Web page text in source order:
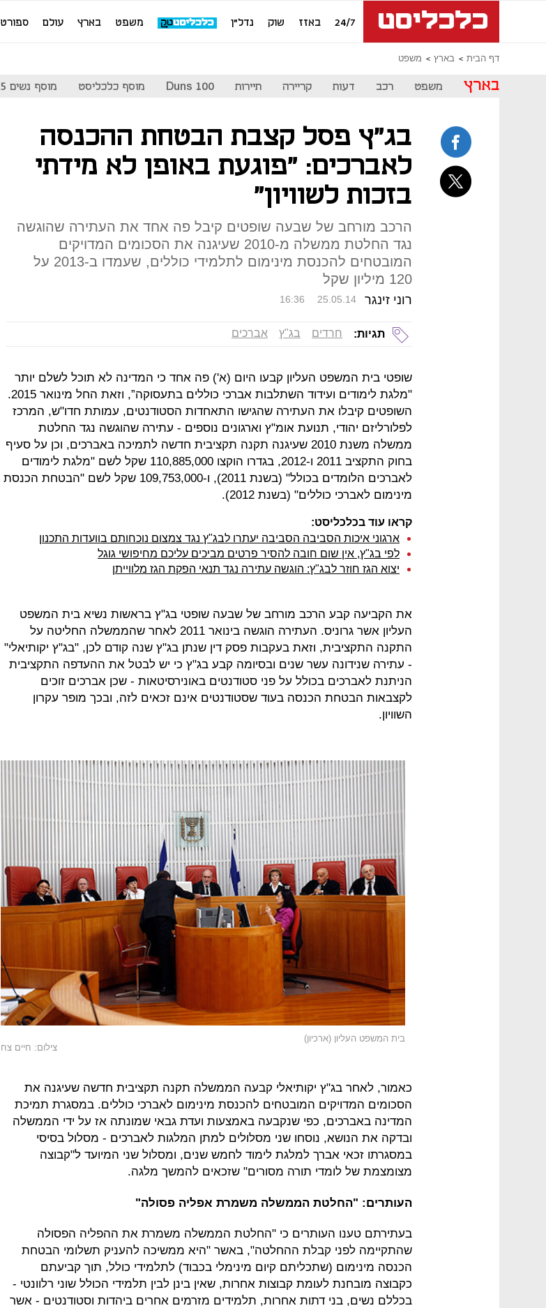
24/7 באזז שוק נדל"ן משפט בארץ עולם ספורט
דף הבית בארץ משפט
בארץ משפט רכב דעות קריירה תיירות Duns 100 מוסף כלכליסט מוסף נשים 2025
בג"ץ פסל קצבת הבטחת ההכנסה
לאברכים: "פוגעת באופן לא מידתי
בזכות לשוויון"
הרכב מורחב של שבעה שופטים קיבל פה אחד את העתירה שהוגשה
נגד החלטת ממשלה מ-2010 שעיגנה את הסכומים המדויקים
המובטחים להכנסת מינימום לתלמידי כוללים, שעמדו ב-2013 על
120 מיליון שקל
רוני זינגר 16:36 25.05.14
תגיות: חרדים בג"ץ אברכים
שופטי בית המשפט העליון קבעו היום (א') פה אחד כי המדינה לא תוכל לשלם יותר
"מלגת לימודים ועידוד השתלבות אברכי כוללים בתעסוקה”, וזאת החל מינואר 2015.
השופטים קיבלו את העתירה שהגישו התאחדות הסטודנטים, עמותת חדו"ש, המרכז
לפלורליזם יהודי, תנועת אומ"ץ וארגונים נוספים - עתירה שהוגשה נגד החלטת
ממשלה משנת 2010 שעיגנה תקנה תקציבית חדשה לתמיכה באברכים, וכן על סעיף
בחוק התקציב 2011 ו-2012, בגדרו הוקצו 110,885,000 שקל לשם "מלגת לימודים
לאברכים הלומדים בכולל" (בשנת 2011), ו-109,753,000 שקל לשם "הבטחת הכנסת
מינימום לאברכי כוללים" (בשנת 2012).
קראו עוד בכלכליסט:
ארגוני איכות הסביבה הסביבה יעתרו לבג"ץ נגד צמצום נוכחותם בוועדות התכנון
לפי בג"ץ, אין שום חובה להסיר פרטים מביכים עליכם מחיפושי גוגל
יצוא הגז חוזר לבג"ץ: הוגשה עתירה נגד תנאי הפקת הגז מלווייתן
את הקביעה קבע הרכב מורחב של שבעה שופטי בג"ץ בראשות נשיא בית המשפט
העליון אשר גרוניס. העתירה הוגשה בינואר 2011 לאחר שהממשלה החליטה על
התקנה התקציבית, וזאת בעקבות פסק דין שנתן בג"ץ שנה קודם לכן, "בג"ץ יקותיאלי"
- עתירה שנידונה עשר שנים ובסיומה קבע בג"ץ כי יש לבטל את ההעדפה התקציבית
הניתנת לאברכים בכולל על פני סטודנטים באונירסיטאות - שכן אברכים זוכים
לקצבאות הבטחת הכנסה בעוד שסטודנטים אינם זכאים לזה, ובכך מופר עקרון
השוויון.
בית המשפט העליון (ארכיון)
צילום: חיים צח
כאמור, לאחר בג"ץ יקותיאלי קבעה הממשלה תקנה תקציבית חדשה שעיגנה את
הסכומים המדויקים המובטחים להכנסת מינימום לאברכי כוללים. במסגרת תמיכת
המדינה באברכים, כפי שנקבעה באמצעות ועדת גבאי שמונתה אז על ידי הממשלה
ובדקה את הנושא, נוסחו שני מסלולים למתן המלגות לאברכים - מסלול בסיסי
במסגרתו זכאי אברך למלגת לימוד לחמש שנים, ומסלול שני המיועד ל"קבוצה
מצומצמת של לומדי תורה מסורים" שזכאים להמשך מלגה.
העותרים: "החלטת הממשלה משמרת אפליה פסולה"
בעתירתם טענו העותרים כי "החלטת הממשלה משמרת את ההפליה הפסולה
שהתקיימה לפני קבלת ההחלטה", באשר "היא ממשיכה להעניק תשלומי הבטחת
הכנסה מינימום (שתכליתם קיום מינימלי בכבוד) לתלמידי כולל, תוך קביעתם
כקבוצה מובחנת לעומת קבוצות אחרות, שאין בינן לבין תלמידי הכולל שוני רלוונטי -
בכללם נשים, בני דתות אחרות, תלמידים מזרמים אחרים ביהדות וסטודנטים - אשר